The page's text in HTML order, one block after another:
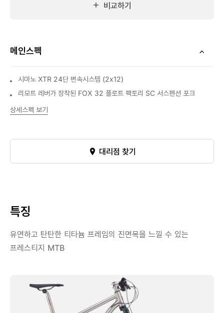
비교하기
메인스펙
시마노 XTR 24단 변속시스템 (2x12)
리모트 레버가 장착된 FOX 32 플로트 팩토리 SC 서스펜션 포크
상세스펙 보기
대리점 찾기
특징
유연하고 탄탄한 티타늄 프레임의 진면목을 느낄 수 있는
프레스티지 MTB